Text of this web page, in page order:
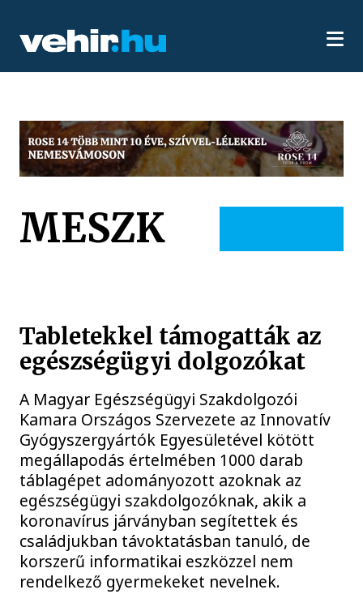
MESZK
Tabletekkel támogatták az
egészségügyi dolgozókat
A Magyar Egészségügyi Szakdolgozói
Kamara Országos Szervezete az Innovatív
Gyógyszergyártók Egyesületével kötött
megállapodás értelmében 1000 darab
táblagépet adományozott azoknak az
egészségügyi szakdolgozóknak, akik a
koronavírus járványban segítettek és
családjukban távoktatásban tanuló, de
korszerű informatikai eszközzel nem
rendelkező gyermekeket nevelnek.